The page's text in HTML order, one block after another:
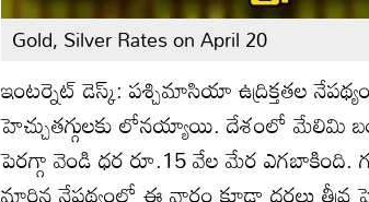
Gold, Silver Rates on April 20
ఇంటర్నెట్ డెస్క్: పశ్చిమాసియా ఉద్రిక్తతల
హెచ్చుతగ్గులకు లోనయ్యాయి. దేశంలో మేలిమి
పెరగ్గా వెండి ధర రూ.15 వేల మేర ఎగబాకింది.